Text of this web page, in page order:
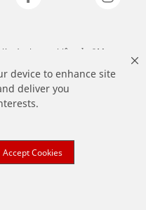
device to enhance site
deliver you
Accept Cookies
các thương hiệu của 3M.